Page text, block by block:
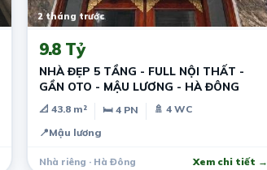
2 tháng trước
9.8 Tỷ
NHÀ ĐẸP 5 TẦNG - FULL NỘI THẤT -
GẦN OTO - MẬU LƯƠNG - HÀ ĐÔNG
📐 43.8 m² 🛏 4 PN
🚿 4 WC
📍Mậu lương
Nhà riêng · Hà Đông Xem chi tiết →